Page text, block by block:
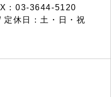
：03-3644-5120
休日：土・日・祝